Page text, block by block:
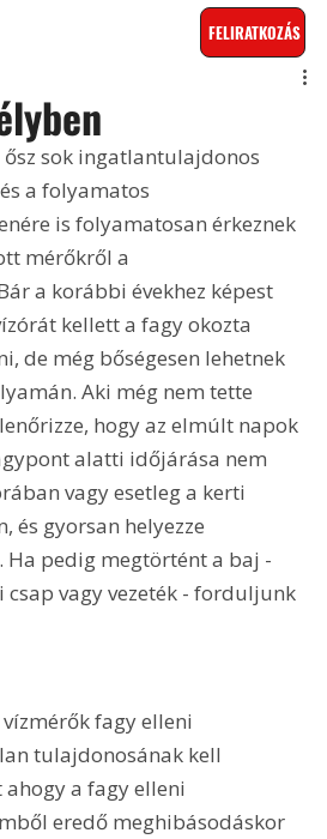
FELIRATKOZÁS
ősz sok ingatlantulajdonos
a folyamatos
is folyamatosan érkeznek
mérőkről a
a korábbi évekhez képest
kellett a fagy okozta
de még bőségesen lehetnek
Aki még nem tette
hogy az elmúlt napok
alatti időjárása nem
vagy esetleg a kerti
és gyorsan helyezze
Ha pedig megtörtént a baj -
vagy vezeték - forduljunk
fagy elleni
tulajdonosának kell
a fagy elleni
eredő meghibásodáskor